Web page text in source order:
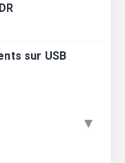
sur USB
▾